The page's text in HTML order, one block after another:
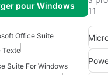
pour Windows
Office Suite
Texte
Suite For Windows
11